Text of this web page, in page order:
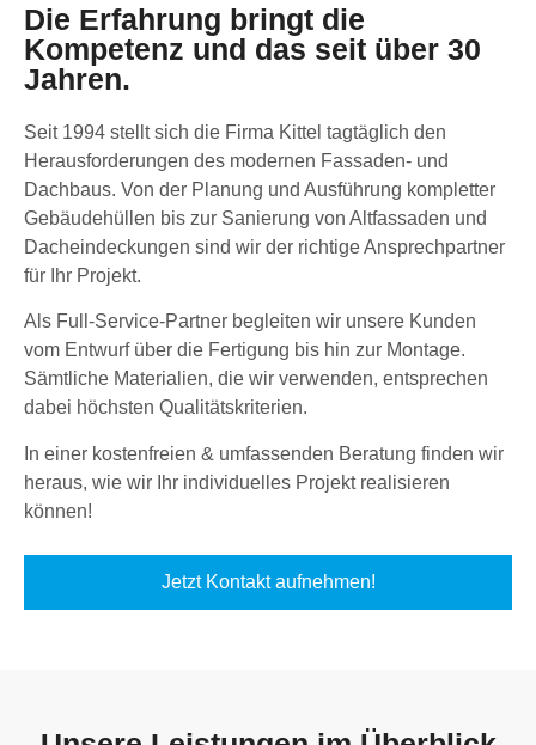
Die Erfahrung bringt die
Kompetenz und das seit über 30
Jahren.
Seit 1994 stellt sich die Firma Kittel tagtäglich den
Herausforderungen des modernen Fassaden- und
Dachbaus. Von der Planung und Ausführung kompletter
Gebäudehüllen bis zur Sanierung von Altfassaden und
Dacheindeckungen sind wir der richtige Ansprechpartner
für Ihr Projekt.
Als Full-Service-Partner begleiten wir unsere Kunden
vom Entwurf über die Fertigung bis hin zur Montage.
Sämtliche Materialien, die wir verwenden, entsprechen
dabei höchsten Qualitätskriterien.
In einer kostenfreien & umfassenden Beratung finden wir
heraus, wie wir Ihr individuelles Projekt realisieren
können!
Jetzt Kontakt aufnehmen!